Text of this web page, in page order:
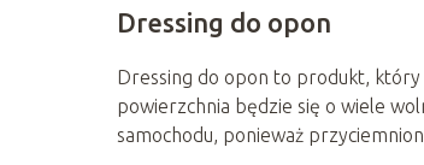
Dressing do opon
Dressing do opon to produkt,
powierzchnia będzie się o wiele
samochodu, ponieważ